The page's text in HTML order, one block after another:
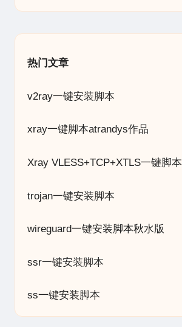
热门文章
v2ray一键安装脚本
xray一键脚本atrandys作品
Xray VLESS+TCP+XTLS一键脚本
trojan一键安装脚本
wireguard一键安装脚本秋水版
ssr一键安装脚本
ss一键安装脚本